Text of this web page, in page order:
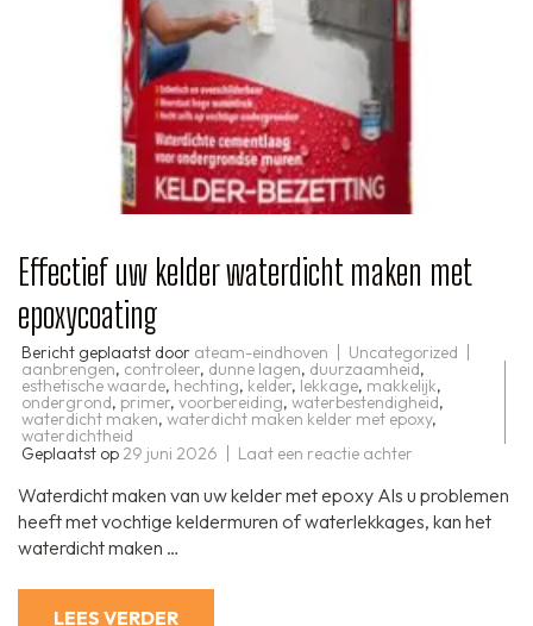
Effectief uw kelder waterdicht maken met
epoxycoating
Bericht geplaatst door ateam-eindhoven Uncategorized
aanbrengen, controleer, dunne lagen, duurzaamheid,
esthetische waarde, hechting, kelder, lekkage, makkelijk,
ondergrond, primer, voorbereiding, waterbestendigheid,
waterdicht maken, waterdicht maken kelder met epoxy,
waterdichtheid
Geplaatst op 29 juni 2026 Laat een reactie achter
kelder
waterdicht
maken
Waterdicht maken van uw kelder met epoxy Als u problemen
heeft met vochtige keldermuren of waterlekkages, kan het
waterdicht maken …
LEES VERDER